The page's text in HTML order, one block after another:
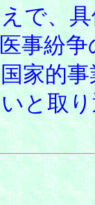
で、
事紛
家的
と取